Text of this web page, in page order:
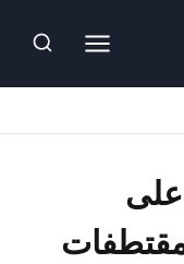
كيف تتصدر المرتبة 0 على